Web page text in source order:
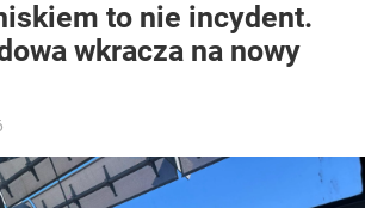
to nie incydent.
wkracza na nowy